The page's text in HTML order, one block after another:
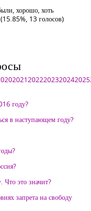
хорошо, хоть
(15.85%, 13 голосов)
20212022202320242025
году?
в наступающем году?
это значит?
запрета на свободу